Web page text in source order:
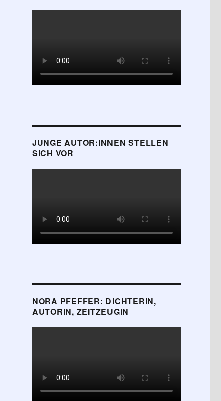
JUNGE AUTOR:INNEN STELLEN
SICH VOR
NORA PFEFFER: DICHTERIN,
AUTORIN, ZEITZEUGIN